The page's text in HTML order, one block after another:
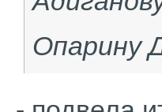
Опарину